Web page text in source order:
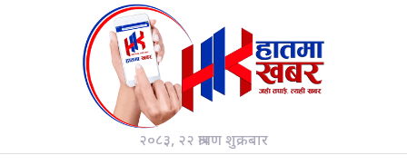
२०८३, २२ श्रावण शुक्रबार